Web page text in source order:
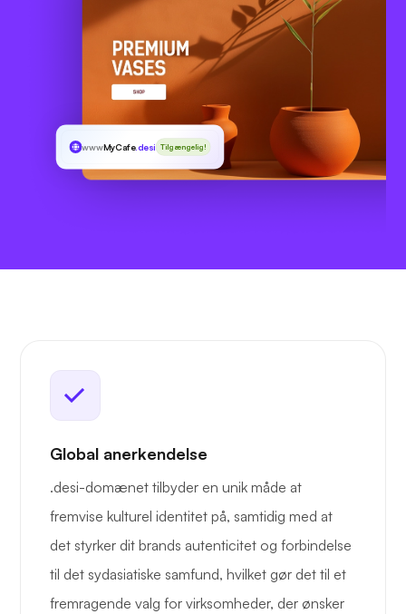
wwwMyCafe.desi Tilgængelig!
Global anerkendelse
.desi-domænet tilbyder en unik måde at
fremvise kulturel identitet på, samtidig med at
det styrker dit brands autenticitet og forbindelse
til det sydasiatiske samfund, hvilket gør det til et
fremragende valg for virksomheder, der ønsker